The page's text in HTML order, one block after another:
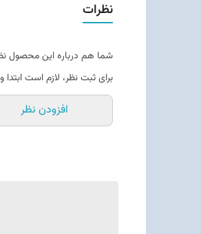
نظرات
شما هم درباره این محصول
برای ثبت نظر، لازم است
افزودن نظر